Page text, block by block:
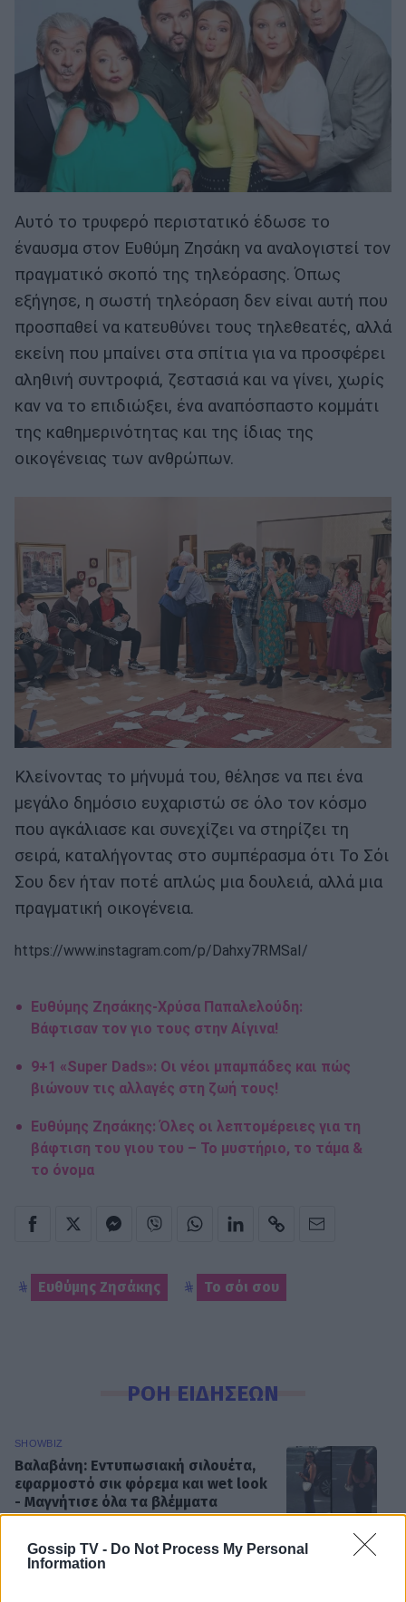
Gossip TV - Do Not Process My Personal
Information
Αυτό το τρυφερό περιστατικό έδωσε το
έναυσμα στον Ευθύμη Ζησάκη να αναλογιστεί τον
πραγματικό σκοπό της τηλεόρασης. Όπως
εξήγησε, η σωστή τηλεόραση δεν είναι αυτή που
προσπαθεί να κατευθύνει τους τηλεθεατές, αλλά
εκείνη που μπαίνει στα σπίτια για να προσφέρει
αληθινή συντροφιά, ζεστασιά και να γίνει, χωρίς
καν να το επιδιώξει, ένα αναπόσπαστο κομμάτι
της καθημερινότητας και της ίδιας της
οικογένειας των ανθρώπων.
Κλείνοντας το μήνυμά του, θέλησε να πει ένα
μεγάλο δημόσιο ευχαριστώ σε όλο τον κόσμο
που αγκάλιασε και συνεχίζει να στηρίζει τη
σειρά, καταλήγοντας στο συμπέρασμα ότι Το Σόι
Σου δεν ήταν ποτέ απλώς μια δουλειά, αλλά μια
πραγματική οικογένεια.
https://www.instagram.com/p/Dahxy7RMSaI/
Ευθύμης Ζησάκης-Χρύσα Παπαλελούδη:
Βάφτισαν τον γιο τους στην Αίγινα!
9+1 «Super Dads»: Οι νέοι μπαμπάδες και πώς
βιώνουν τις αλλαγές στη ζωή τους!
Ευθύμης Ζησάκης: Όλες οι λεπτομέρειες για τη
βάφτιση του γιου του – Το μυστήριο, το τάμα &
το όνομα
Ευθύμης Ζησάκης Το σόι σου
ΡΟΗ ΕΙΔΗΣΕΩΝ
SHOWBIZ
Βαλαβάνη: Εντυπωσιακή σιλουέτα,
εφαρμοστό σικ φόρεμα και wet look
- Μαγνήτισε όλα τα βλέμματα